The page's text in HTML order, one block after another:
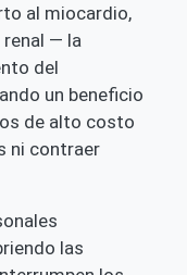
al miocardio,
— la
del
un beneficio
de alto costo
ni contraer
las